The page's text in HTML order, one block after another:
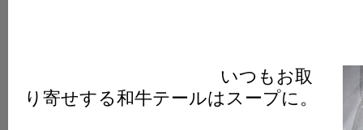
いつもお取
り寄せする和牛テールはスープに。